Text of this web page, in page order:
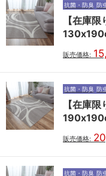
抗菌・防臭 防
【在庫
販売価格:
抗菌・防臭 防
【在庫
販売価格:
抗菌・防臭 防